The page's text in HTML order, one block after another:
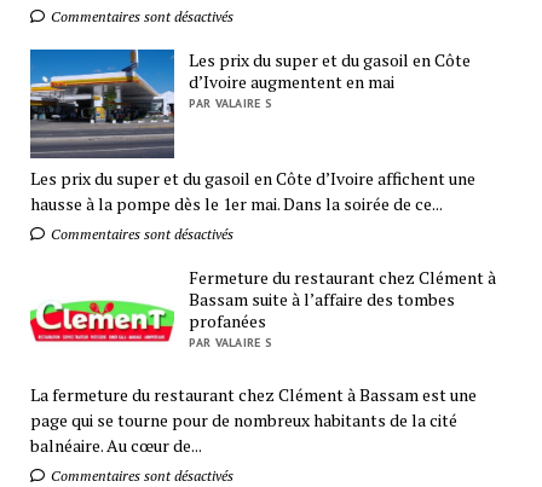
Commentaires sont désactivés
Les prix du super et du gasoil en Côte
d’Ivoire augmentent en mai
PAR VALAIRE S
Les prix du super et du gasoil en Côte d’Ivoire affichent une
hausse à la pompe dès le 1er mai. Dans la soirée de ce...
Commentaires sont désactivés
Fermeture du restaurant chez Clément à
Bassam suite à l’affaire des tombes
profanées
PAR VALAIRE S
La fermeture du restaurant chez Clément à Bassam est une
page qui se tourne pour de nombreux habitants de la cité
balnéaire. Au cœur de...
Commentaires sont désactivés